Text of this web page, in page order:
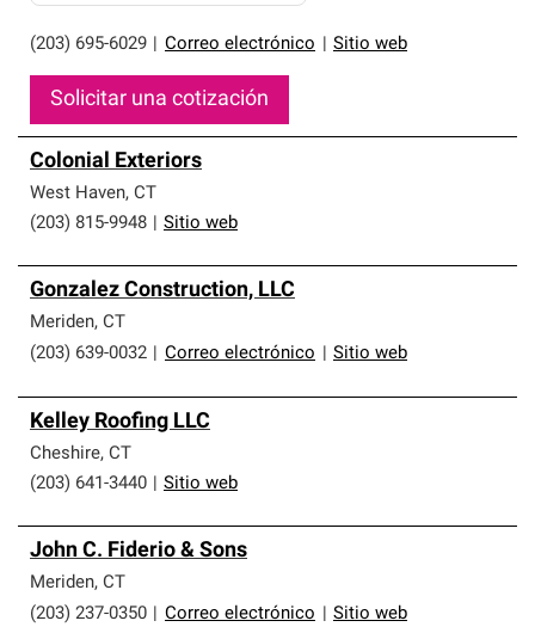
(203) 695-6029 Correo electrónico Sitio web
Solicitar una cotización
Colonial Exteriors
West Haven, CT
(203) 815-9948
Sitio web
Gonzalez Construction, LLC
Meriden, CT
(203) 639-0032
Correo electrónico Sitio web
Kelley Roofing LLC
Cheshire, CT
(203) 641-3440
Sitio web
John C. Fiderio & Sons
Meriden, CT
(203) 237-0350
Correo electrónico Sitio web